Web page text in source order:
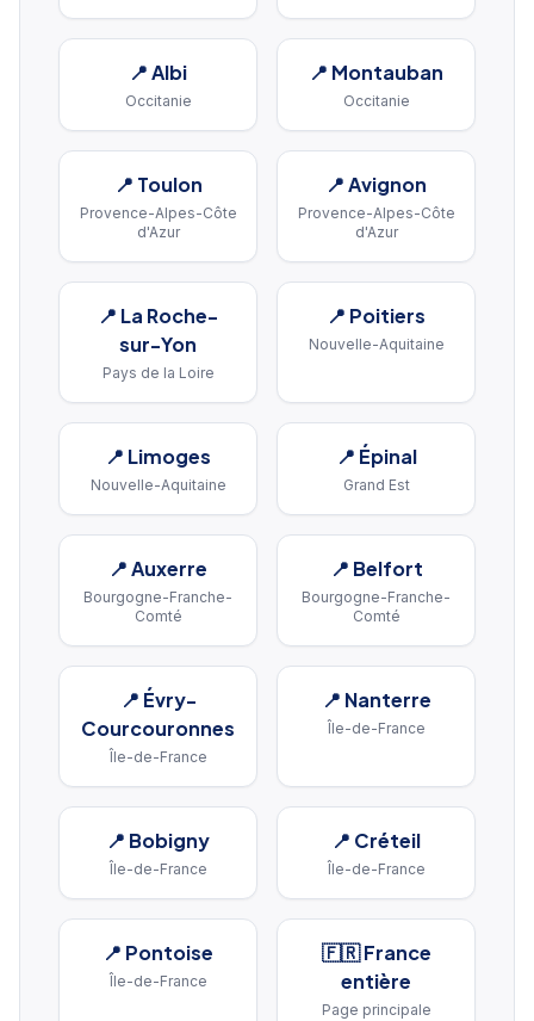
📍Albi
Occitanie
📍 Montauban
Occitanie
📍 Toulon
Provence-Alpes-Côte
d'Azur
📍Avignon
Provence-Alpes-Côte
d'Azur
📍 La Roche-
sur-Yon
Pays de la Loire
📍 Poitiers
Nouvelle-Aquitaine
📍 Limoges
Nouvelle-Aquitaine
📍 Épinal
Grand Est
📍Auxerre
Bourgogne-Franche-
Comté
📍 Belfort
Bourgogne-Franche-
Comté
📍 Évry-
Courcouronnes
Île-de-France
📍 Nanterre
Île-de-France
📍 Bobigny
Île-de-France
📍 Créteil
Île-de-France
📍 Pontoise
Île-de-France
🇫🇷 France
entière
Page principale